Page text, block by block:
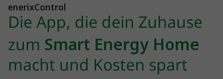
enerixControl
Die App, die dein Zuhause
zum Smart Energy Home
macht und Kosten spart